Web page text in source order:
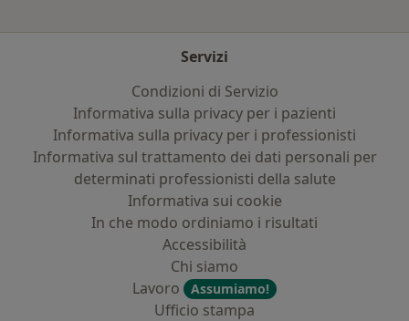
Servizi
Condizioni di Servizio
Informativa sulla privacy per i pazienti
Informativa sulla privacy per i professionisti
Informativa sul trattamento dei dati personali per
determinati professionisti della salute
Informativa sui cookie
In che modo ordiniamo i risultati
Accessibilità
Chi siamo
Lavoro
Assumiamo!
Ufficio stampa